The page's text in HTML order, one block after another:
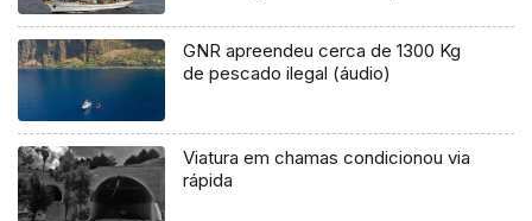
GNR apreendeu cerca de 1300 Kg
de pescado ilegal (áudio)
Viatura em chamas condicionou via
rápida